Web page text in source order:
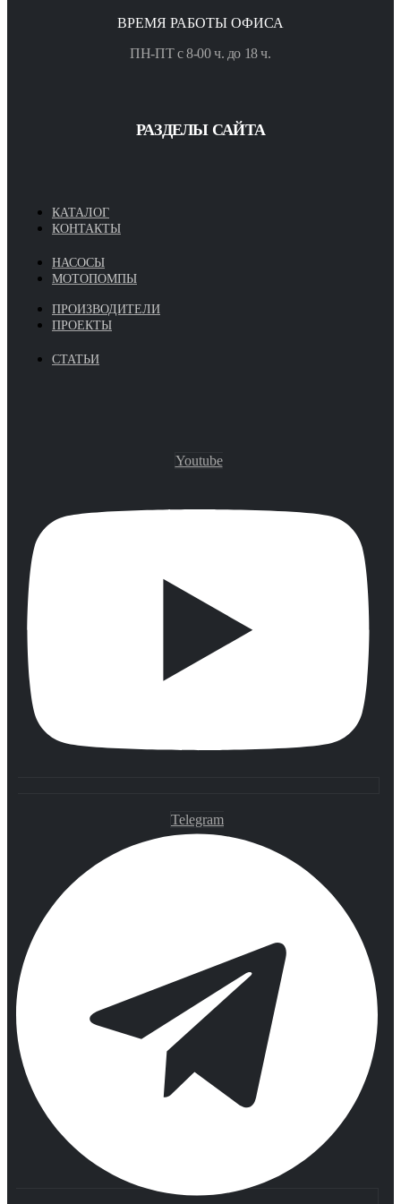
ВРЕМЯ РАБОТЫ ОФИСА
ПН-ПТ с 8-00 ч. до 18 ч.
РАЗДЕЛЫ САЙТА
КАТАЛОГ
КОНТАКТЫ
НАСОСЫ
МОТОПОМПЫ
ПРОИЗВОДИТЕЛИ
ПРОЕКТЫ
СТАТЬИ
Youtube
Telegram